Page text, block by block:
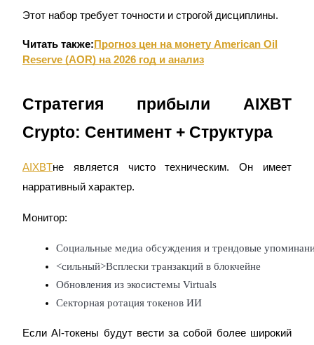
Партнеры Bitrue
вознаграждения
Этот набор требует точности и строгой дисциплины.
Читать также: Прогноз цен на монету American Oil
Reserve (AOR) на 2026 год и анализ
Стратегия прибыли AIXBT
Crypto: Сентимент + Структура
AIXBTне является чисто техническим. Он имеет
нарративный характер.
Монитор:
Социальные медиа обсуждения и трендовые
<сильный>Всплески транзакций в блокчейне
Обновления из экосистемы Virtuals
Секторная ротация токенов ИИ
Если AI-токены будут вести за собой более широкий